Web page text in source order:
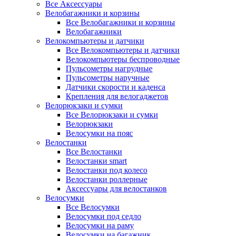
Все Аксессуары
Велобагажники и корзины
Все Велобагажники и корзины
Велобагажники
Велокомпьютеры и датчики
Все Велокомпьютеры и датчики
Велокомпьютеры беспроводные
Пульсометры нагрудные
Пульсометры наручные
Датчики скорости и каденса
Крепления для велогаджетов
Велорюкзаки и сумки
Все Велорюкзаки и сумки
Велорюкзаки
Велосумки на пояс
Велостанки
Все Велостанки
Велостанки smart
Велостанки под колесо
Велостанки роллерные
Аксессуары для велостанков
Велосумки
Все Велосумки
Велосумки под седло
Велосумки на раму